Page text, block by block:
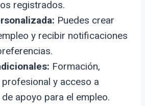
registrados.
Puedes crear
y recibir notificaciones
Formación,
y acceso a
apoyo para el empleo.